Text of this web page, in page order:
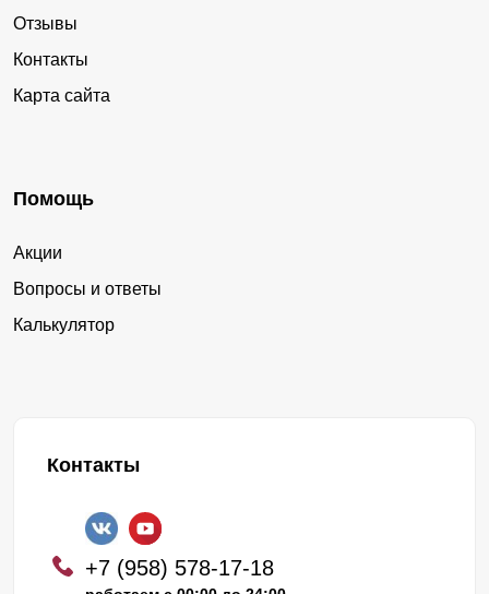
Отзывы
Контакты
Карта сайта
Помощь
Акции
Вопросы и ответы
Калькулятор
Контакты
+7 (958) 578-17-18